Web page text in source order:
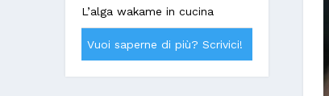
L’alga wakame in cucina
Vuoi saperne di più? Scrivici!